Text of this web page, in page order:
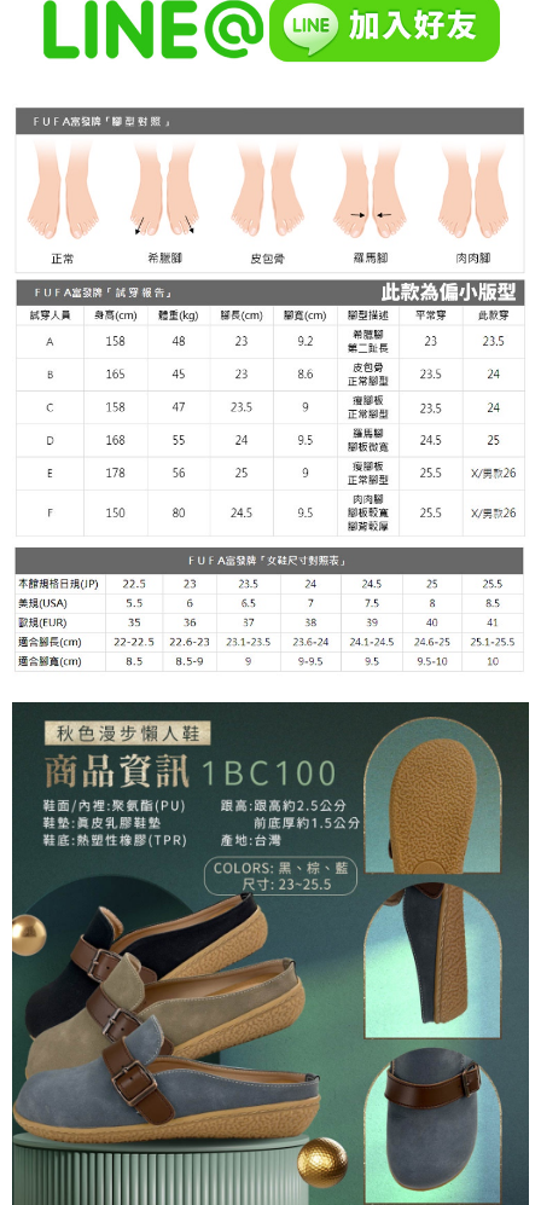
權轉讓予恩沛科技股份有限公司。
２．關於個人資料處理事宜，請瀏覽以下網址：
https://aftee.tw/terms/#terms3
任。
時審查核予不同之上限額度；若仍有額度不足之情形，本公司將視審查結果
請求用戶進行身份認證。
５．嚴禁一人註冊多個帳號或使用他人資訊註冊。若發現惡意使用之情形，
恩沛科技股份有限公司將有權停止該用戶之使用額度並採取法律行動。
查看運費